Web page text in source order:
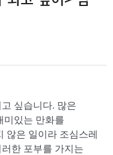
싶습니다. 많은
미있는 만화를
않은 일이라 조심스레
한 포부를 가지는